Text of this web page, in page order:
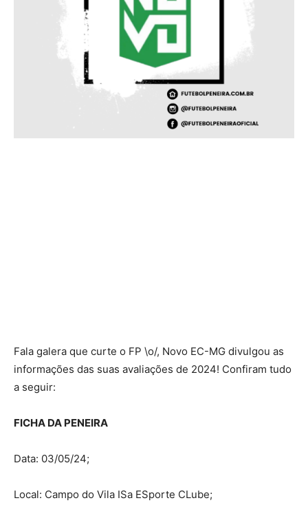
Fala galera que curte o FP \o/, Novo EC-MG divulgou as
informações das suas avaliações de 2024! Confiram tudo
a seguir:
FICHA DA PENEIRA
Data: 03/05/24;
Local: Campo do Vila ISa ESporte CLube;